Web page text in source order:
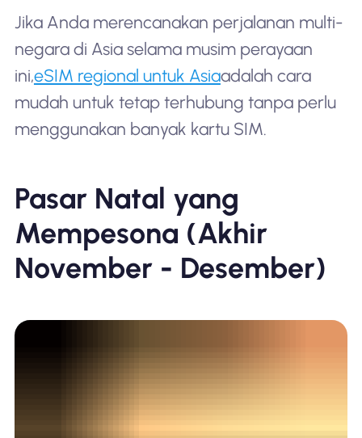
Jika Anda merencanakan perjalanan multi-
negara di Asia selama musim perayaan
ini,eSIM regional untuk Asiaadalah cara
mudah untuk tetap terhubung tanpa perlu
menggunakan banyak kartu SIM.
Pasar Natal yang
Mempesona (Akhir
November - Desember)